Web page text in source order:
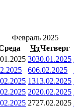
Февраль 2025
ЧтЧетверг
3030.01.2025
606.02.2025
1313.02.2025
2020.02.2025
2727.02.2025